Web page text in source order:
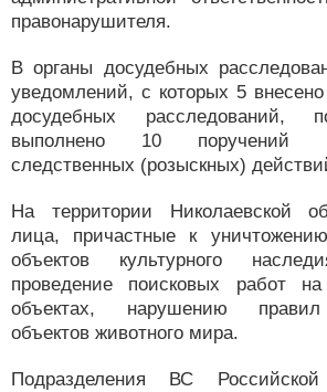
правонарушителя.
В органы досудебных
уведомлений, с которых 5
досудебных
выполнено 10 поручений
следственных (розыскных)
На территории Николаевской
лица, причастные к
объектов культурного
проведение поисковых работ на
объектах, нарушению правил
объектов животного мира.
Подразделения ВС